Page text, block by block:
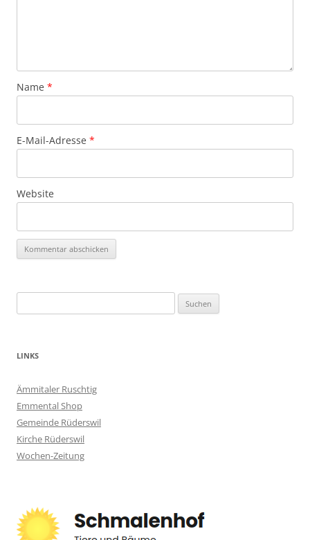
Name *
E-Mail-Adresse *
Website
nach:
LINKS
Ämmitaler Ruschtig
Emmental Shop
Gemeinde Rüderswil
Kirche Rüderswil
Wochen-Zeitung